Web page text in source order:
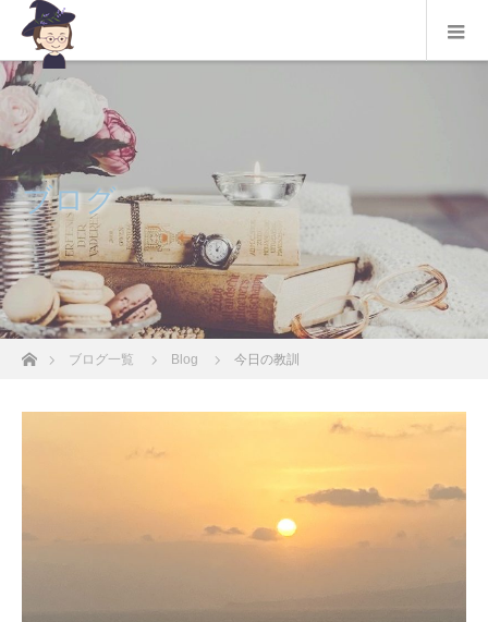
ブログ
ホームブログ一覧 Blog 今日の教訓